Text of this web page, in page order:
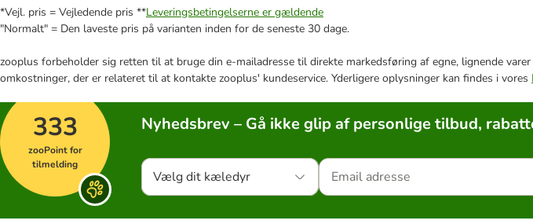
*Vejl. pris = Vejledende pris **Leveringsbetingelserne er gældende
"Normalt" = Den laveste pris på varianten inden for de seneste 30 dage.
zooplus forbeholder sig retten til at bruge din e-mailadresse til direkte markedsføring af egne, lignende
omkostninger, der er relateret til at kontakte zooplus' kundeservice. Yderligere oplysninger kan findes i vores
333
zooPoint for
tilmelding
Nyhedsbrev – Gå ikke glip af personlige tilbud,
Vælg dit kæledyr